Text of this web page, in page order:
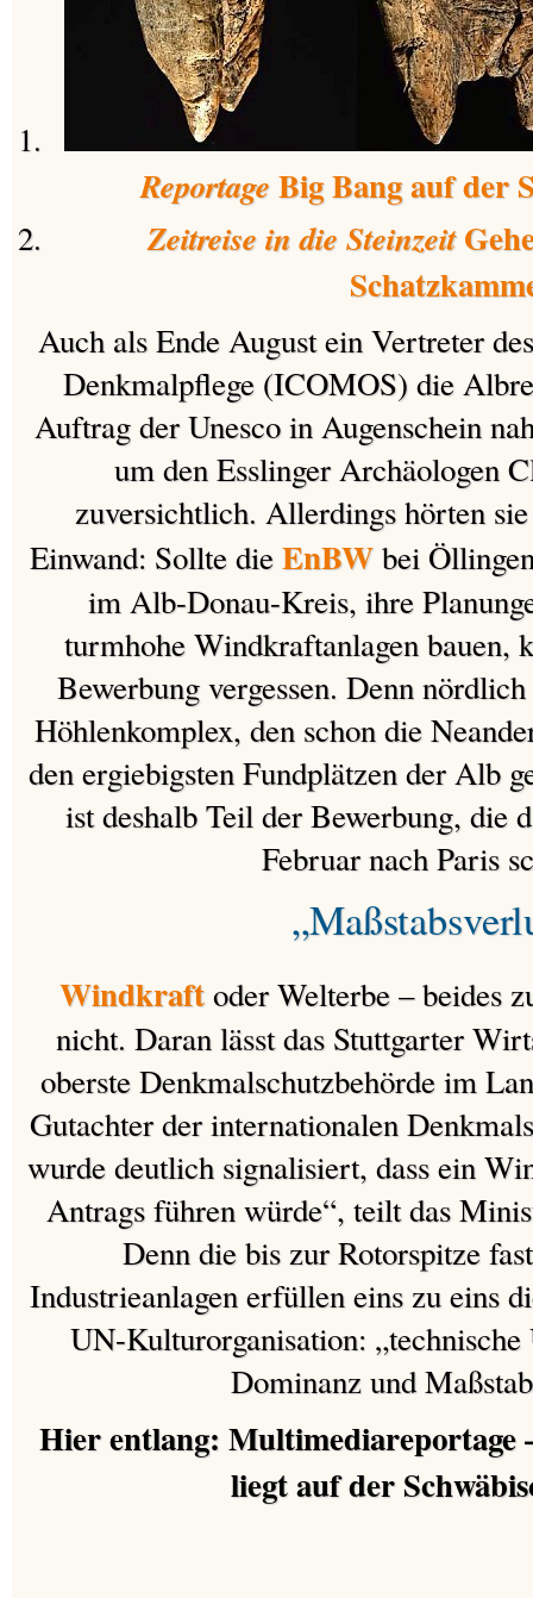
ReportageBig Bang auf der
Zeitreise in die Steinzeit
Auch als Ende August ein Vertreter
Denkmalpflege (ICOMOS) die
Auftrag der Unesco in Augenschein
um den Esslinger Archäologen
zuversichtlich. Allerdings hörten
Einwand: Sollte dieEnBWbei
im Alb-Donau-Kreis, ihre
turmhohe Windkraftanlagen bauen,
Bewerbung vergessen. Denn
Höhlenkomplex, den schon die
den ergiebigsten Fundplätzen der Alb
ist deshalb Teil der Bewerbung, die
Februar nach Paris
Windkraftoder Welterbe – beides
nicht. Daran lässt das Stuttgarter
oberste Denkmalschutzbehörde im
Gutachter der internationalen
wurde deutlich signalisiert, dass ein
Antrags führen würde“, teilt das
Denn die bis zur Rotorspitze
Industrieanlagen erfüllen eins zu eins
UN-Kulturorganisation:
Dominanz und
Hier entlang: Multimediareportage
liegt auf der